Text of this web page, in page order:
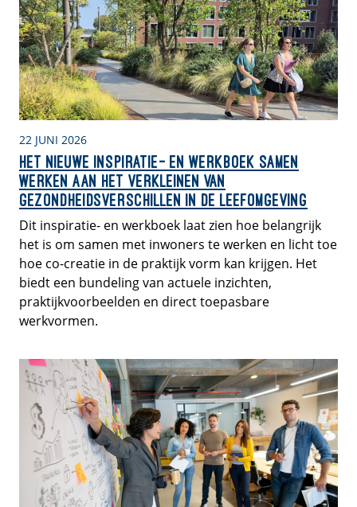
22 JUNI 2026
Het nieuwe inspiratie- en werkboek Samen
werken aan het verkleinen van
gezondheidsverschillen in de leefomgeving
Dit inspiratie- en werkboek laat zien hoe belangrijk
het is om samen met inwoners te werken en licht toe
hoe co-creatie in de praktijk vorm kan krijgen. Het
biedt een bundeling van actuele inzichten,
praktijkvoorbeelden en direct toepasbare
werkvormen.